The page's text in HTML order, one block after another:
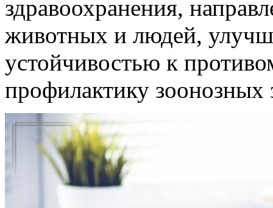
здравоохранения,
животных и людей,
устойчивостью к
профилактику зоонозных